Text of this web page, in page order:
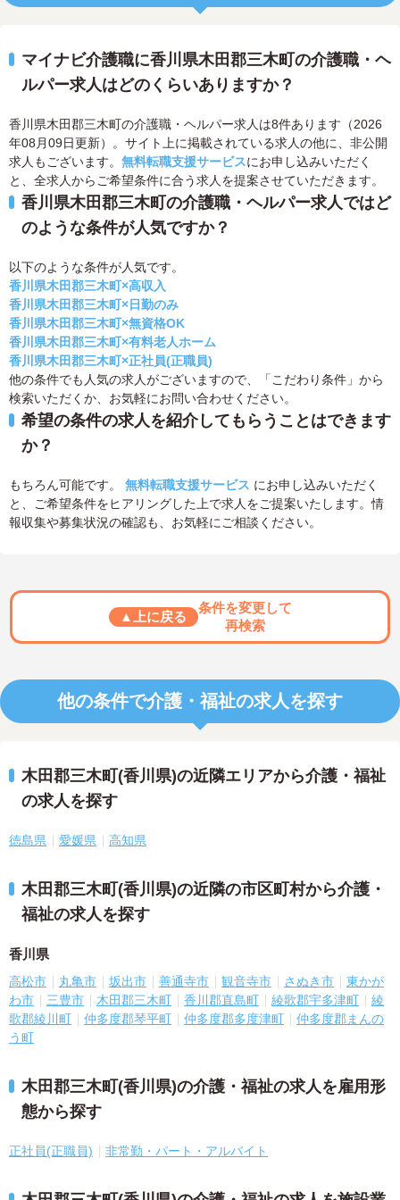
マイナビ介護職に香川県木田郡三木町の介護職・ヘ
ルパー求人はどのくらいありますか？
香川県木田郡三木町の介護職・ヘルパー求人は8件あります（2026
年08月09日更新）。サイト上に掲載されている求人の他に、非公開
求人もございます。 無料転職支援サービスにお申し込みいただく
と、全求人からご希望条件に合う求人を提案させていただきます。
香川県木田郡三木町の介護職・ヘルパー求人ではど
のような条件が人気ですか？
以下のような条件が人気です。
香川県木田郡三木町×高収入
香川県木田郡三木町×日勤のみ
香川県木田郡三木町×無資格OK
香川県木田郡三木町×有料老人ホーム
香川県木田郡三木町×正社員(正職員)
他の条件でも人気の求人がございますので、「こだわり条件」から
検索いただくか、お気軽にお問い合わせください。
希望の条件の求人を紹介してもらうことはできます
か？
もちろん可能です。 無料転職支援サービス にお申し込みいただく
と、ご希望条件をヒアリングした上で求人をご提案いたします。情
報収集や募集状況の確認も、お気軽にご相談ください。
▲上に戻る
条件を変更して
再検索
他の条件で介護・福祉の求人を探す
木田郡三木町(香川県)の近隣エリアから介護・福祉
の求人を探す
徳島県 愛媛県 高知県
木田郡三木町(香川県)の近隣の市区町村から介護・
福祉の求人を探す
香川県
高松市 丸亀市 坂出市 善通寺市 観音寺市 さぬき市
東かが
わ市
三豊市 木田郡三木町 香川郡直島町 綾歌郡宇多津町
綾
歌郡綾川町
仲多度郡琴平町 仲多度郡多度津町
仲多度郡まんの
う町
木田郡三木町(香川県)の介護・福祉の求人を雇用形
態から探す
正社員(正職員) 非常勤・パート・アルバイト